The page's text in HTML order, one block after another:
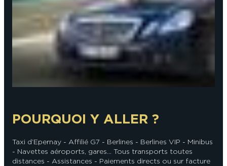
En solo Épicurien En famille En groupe
POURQUOI Y ALLER ?
Taxi d’Epernay - Affilié G7 - Berlines - Berlines VIP - Minibus
- Navettes aéroports, gares... Tous transports toutes
distances - Assistances - Paiements directs ou sur facture